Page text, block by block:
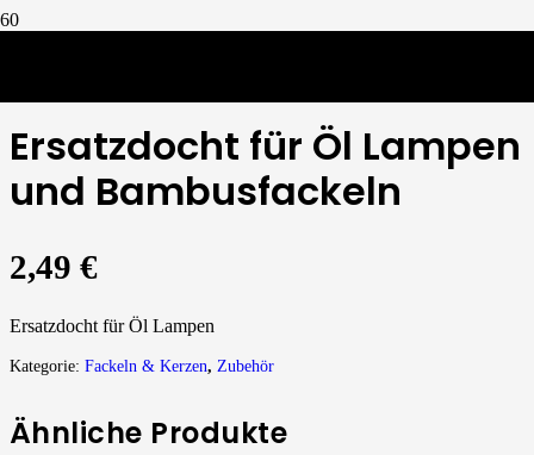
Ersatzdocht für Öl Lampen
und Bambusfackeln
2,49 €
Ersatzdocht für Öl Lampen
Kategorie: Fackeln & Kerzen, Zubehör
Ähnliche Produkte